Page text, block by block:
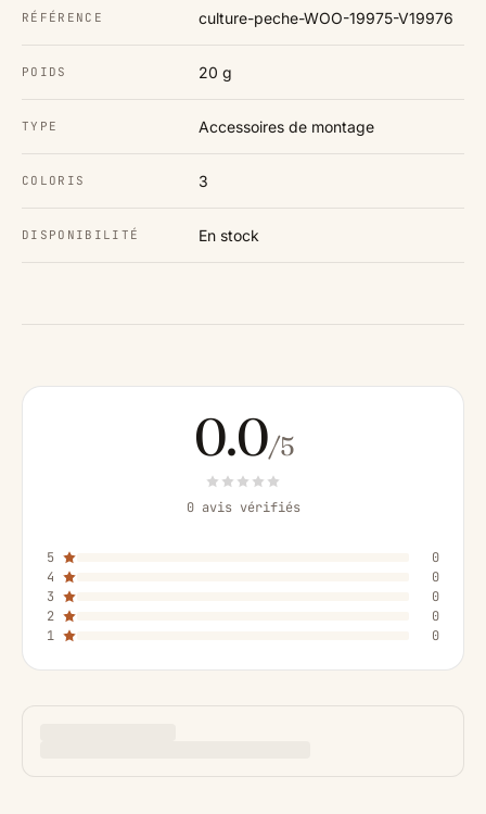
RÉFÉRENCE culture-peche-WOO-19975-V19976
POIDS 20 g
TYPE Accessoires de montage
COLORIS 3
DISPONIBILITÉ En stock
0.0/5
0 avis vérifiés
5
0
4
0
3
0
2
0
1
0